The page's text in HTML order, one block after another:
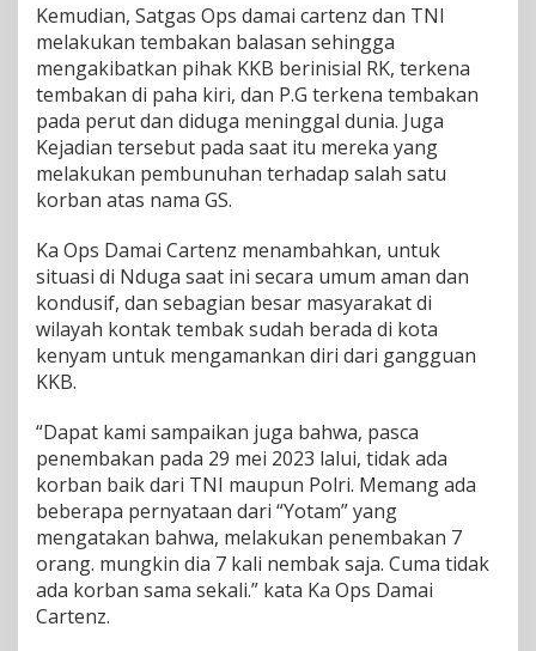
Kemudian, Satgas Ops damai cartenz dan TNI
melakukan tembakan balasan sehingga
mengakibatkan pihak KKB berinisial RK, terkena
tembakan di paha kiri, dan P.G terkena tembakan
pada perut dan diduga meninggal dunia. Juga
Kejadian tersebut pada saat itu mereka yang
melakukan pembunuhan terhadap salah satu
korban atas nama GS.
Ka Ops Damai Cartenz menambahkan, untuk
situasi di Nduga saat ini secara umum aman dan
kondusif, dan sebagian besar masyarakat di
wilayah kontak tembak sudah berada di kota
kenyam untuk mengamankan diri dari gangguan
KKB.
“Dapat kami sampaikan juga bahwa, pasca
penembakan pada 29 mei 2023 lalui, tidak ada
korban baik dari TNI maupun Polri. Memang ada
beberapa pernyataan dari “Yotam” yang
mengatakan bahwa, melakukan penembakan 7
orang. mungkin dia 7 kali nembak saja. Cuma tidak
ada korban sama sekali.” kata Ka Ops Damai
Cartenz.